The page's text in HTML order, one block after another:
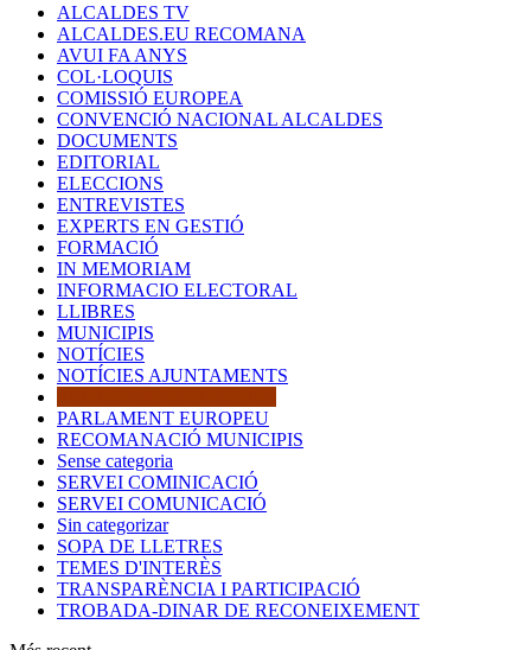
ALCALDES TV
ALCALDES.EU RECOMANA
AVUI FA ANYS
COL·LOQUIS
COMISSIÓ EUROPEA
CONVENCIÓ NACIONAL ALCALDES
DOCUMENTS
EDITORIAL
ELECCIONS
ENTREVISTES
EXPERTS EN GESTIÓ
FORMACIÓ
IN MEMORIAM
INFORMACIO ELECTORAL
LLIBRES
MUNICIPIS
NOTÍCIES
NOTÍCIES AJUNTAMENTS
PARLAMENT EUROPEU
RECOMANACIÓ MUNICIPIS
Sense categoria
SERVEI COMINICACIÓ
SERVEI COMUNICACIÓ
Sin categorizar
SOPA DE LLETRES
TEMES D'INTERÈS
TRANSPARÈNCIA I PARTICIPACIÓ
TROBADA-DINAR DE RECONEIXEMENT